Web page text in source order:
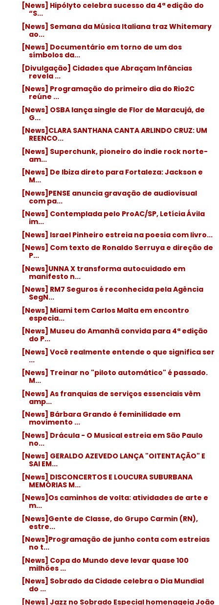
[News] Hipólyto celebra sucesso da 4ª edição do
“S...
[News] Semana da Música Italiana traz Whitemary
ao...
[News] Documentário em torno de um dos
símbolos da...
[Divulgação] Cidades que Abraçam Infâncias
revela ...
[News] Programação do primeiro dia do Rio2C
reúne ...
[News] OSBA lança single de Flor de Maracujá, de
G...
[News]CLARA SANTHANA CANTA ARLINDO CRUZ: UM
REENCO...
[News] Superchunk, pioneiro do indie rock norte-
am...
[News] De Ibiza direto para Fortaleza: Jackson e
M...
[News]PENSE anuncia gravação de audiovisual
com pa...
[News] Contemplada pelo ProAC/SP, Letícia Ávila
im...
[News] Israel Pinheiro estreia na poesia com livro...
[News] Com texto de Ronaldo Serruya e direção de
P...
[News]UNNA X transforma autocuidado em
manifesto n...
[News] RM7 Seguros é reconhecida pela Agência
SegN...
[News] Miami tem Carlos Malta em encontro
especia...
[News] Museu do Amanhã convida para 4ª edição
do P...
[News] Você realmente entende o que significa ser
...
[News] Treinar no "piloto automático" é passado.
M...
[News] As franquias de serviços essenciais vêm
amp...
[News] Bárbara Grando é feminilidade em
movimento ...
[News] Drácula - O Musical estreia em São Paulo
no...
[News] GERALDO AZEVEDO LANÇA "OITENTAÇÃO" E
SAI EM...
[News] DISCONCERTOS E LOUCURA SUBURBANA
MEMÓRIAS M...
[News]Os caminhos de volta: atividades de arte e
m...
[News]Gente de Classe, do Grupo Carmin (RN),
estre...
[News]Programação de junho conta com estreias
no t...
[News] Copa do Mundo deve levar quase 100
milhões ...
[News] Sobrado da Cidade celebra o Dia Mundial
do ...
[News] Jazz no Sobrado Especial homenageia João